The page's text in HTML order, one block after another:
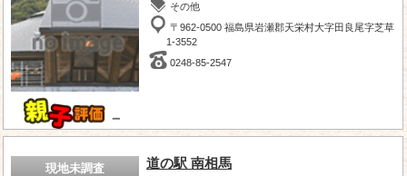
－
その他
〒962-0500 福島県岩瀬郡天栄村大字田良尾字芝草
1-3552
0248-85-2547
現地未調査 道の駅 南相馬